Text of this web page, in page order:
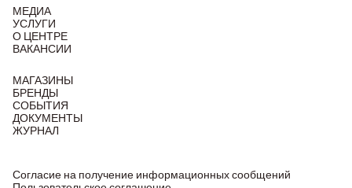
МЕДИА
УСЛУГИ
О ЦЕНТРЕ
ВАКАНСИИ
МАГАЗИНЫ
БРЕНДЫ
СОБЫТИЯ
ДОКУМЕНТЫ
ЖУРНАЛ
Согласие на получение информационных сообщений